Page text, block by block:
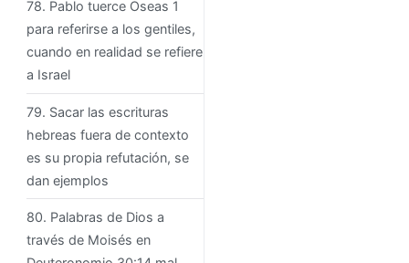
78. Pablo tuerce Oseas 1
para referirse a los gentiles,
cuando en realidad se refiere
a Israel
79. Sacar las escrituras
hebreas fuera de contexto
es su propia refutación, se
dan ejemplos
80. Palabras de Dios a
través de Moisés en